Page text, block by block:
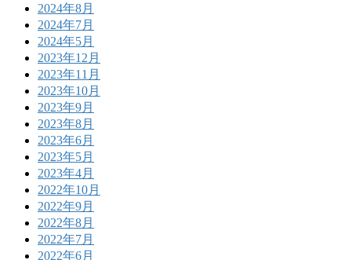
2024年8月
2024年7月
2024年5月
2023年12月
2023年11月
2023年10月
2023年9月
2023年8月
2023年6月
2023年5月
2023年4月
2022年10月
2022年9月
2022年8月
2022年7月
2022年6月